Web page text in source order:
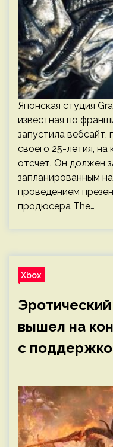
Японская студия
известная по
запустила
своего 25-летия,
отсчет. Он должен
запланированным
проведением
продюсера The…
Xbox
вышел на
с